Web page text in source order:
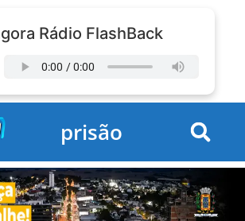
Rádio FlashBack
prisão